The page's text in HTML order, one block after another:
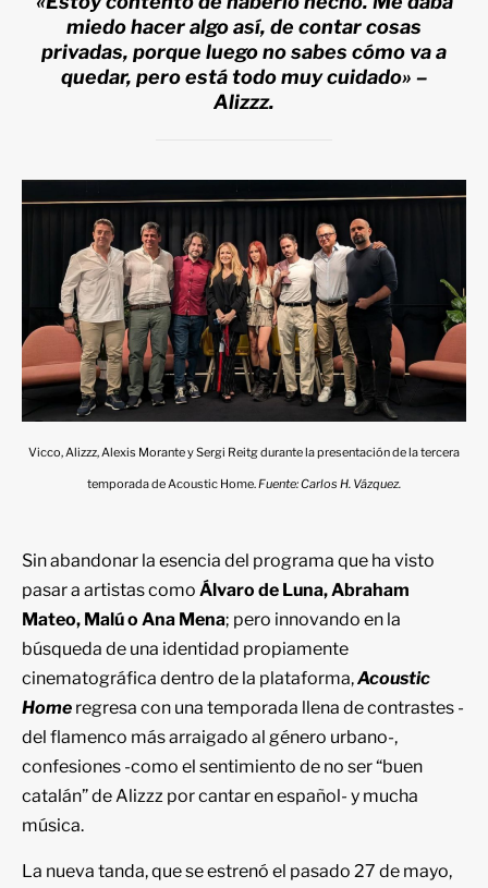
miedo hacer algo así, de contar cosas
privadas, porque luego no sabes cómo va a
quedar, pero está todo muy cuidado» –
Alizzz.
Vicco, Alizzz, Alexis Morante y Sergi Reitg durante la presentación de la tercera
temporada de Acoustic Home.Fuente: Carlos H. Vázquez.
Sin abandonar la esencia del programa que ha visto
pasar a artistas como Álvaro de Luna, Abraham
Mateo, Malú o Ana Mena; pero innovando en la
búsqueda de una identidad propiamente
cinematográfica dentro de la plataforma,Acoustic
Home regresa con una temporada llena de contrastes -
del flamenco más arraigado al género urbano-,
confesiones -como el sentimiento de no ser “buen
catalán” de Alizzz por cantar en español- y mucha
música.
La nueva tanda, que se estrenó el pasado 27 de mayo,